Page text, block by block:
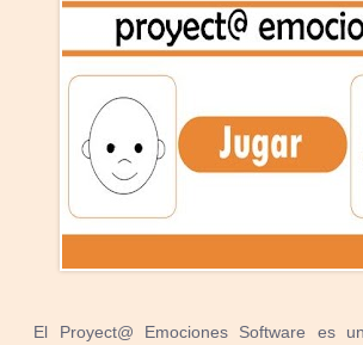
El Proyect@ Emociones Software es